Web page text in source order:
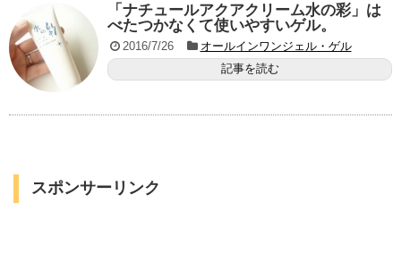
「ナチュールアクアクリーム水の彩」は
べたつかなくて使いやすいゲル。
2016/7/26
オールインワンジェル・ゲル
記事を読む
スポンサーリンク